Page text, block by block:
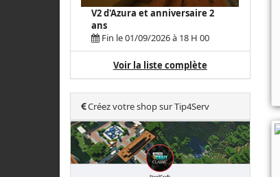
V2 d'Azura et anniversaire 2
ans
Fin le 01/09/2026 à 18 H 00
Voir la liste complète
Créez votre shop sur Tip4Serv